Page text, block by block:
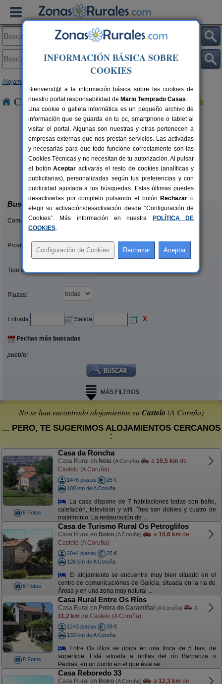
Alojamientos
Casas Rurales cerca de Castelo
3+2 pers.
desde42 €
Playacruz Apartamentos
Muxía (A Coruña)
Buscar
Comunidades:
Provincias/Islas:
Tipo alquiler:
Plazas:
Entrada: Salida: X
Fechas más buscadas
pueblo:
MÁS FILTROS
No se han encontrado alojamientos enCastelo (A Coruña)
... PERO, TE SUGERIMOS ALOJAMIENTOS CERCANOS
:
8 Fotos
Casa da Roncha
Casa Rural en Noia (A Coruña) a 10,5 km de
Castelo (A Coruña)
14+6 plazas
25 €
100 km de A Coruña
La casa dispone de 7 habitaciones todas con baño,
calefación, televisión y wifi. Tres son dobles y cuatro de
matrimonio. La restauración de ...
8 Fotos
Casa de Turismo Rural Os Petroglifos
Casa Rural en Boiro (A Coruña) a 10,6 km de
Castelo (A Coruña)
20+4 plazas
25 €
126 km de A Coruña
El alojamiento se encuentra muy bien situado en el
centro de comunicaciónes de Galicia, situada en la ría de
Ärosa y en una zona muy natural ...
8 Fotos
Casa Rural Entre Os Ríos
Casa Rural en Pobra do Caramiñal (A Coruña)
a
11,2 km de Castelo (A Coruña)
12+3 plazas
39 €
133 km de A Coruña
Entre Os Ríos se ubica en una finca de 5 has. de
superficie. Está situada a orillas del río Barbanza o
Pedras, en un punto en el que éste se ...
Casa Reboredo 33
Casa Rural en Boiro (A Coruña) a 12,3 km de
INFORMACIÓN BÁSICA SOBRE
COOKIES
Bienvenid@ a la información básica sobre las cookies de
nuestro portal responsabilidad de Mario Temprado Casas.
Una cookie o galleta informática es un pequeño archivo de
información que se guarda en tu pc, smartphone o tablet al
visitar el portal. Algunas son nuestras y otras pertenecen a
empresas externas que nos prestan servicios. Las activadas
y necesarias para que todo funcione correctamente son las
Cookies Técnicas y no necesitan de tu autorización. Al pulsar
el botónAceptar activarás el resto de cookies (analíticas y
publicitarias), personalizadas según tus preferencias y con
publicidad ajustada a tus búsquedas. Estas últimas puedes
desactivarlas por completo pulsando el botón Rechazar o
elegir su activación/desactivación desde “Configuración de
Cookies”. Más información en nuestra
POLÍTICA DE
COOKIES.